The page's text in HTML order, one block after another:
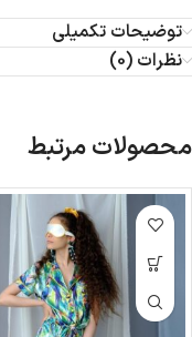
توضیحات تکمیلی
نظرات (0)
محصولات مرتبط